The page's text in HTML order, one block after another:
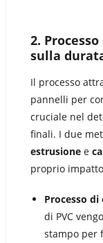
2.
sulla
Il processo
pannelli per
cruciale nel
finali. I due
estrusionee
proprio
Processo
di PVC
stampo per